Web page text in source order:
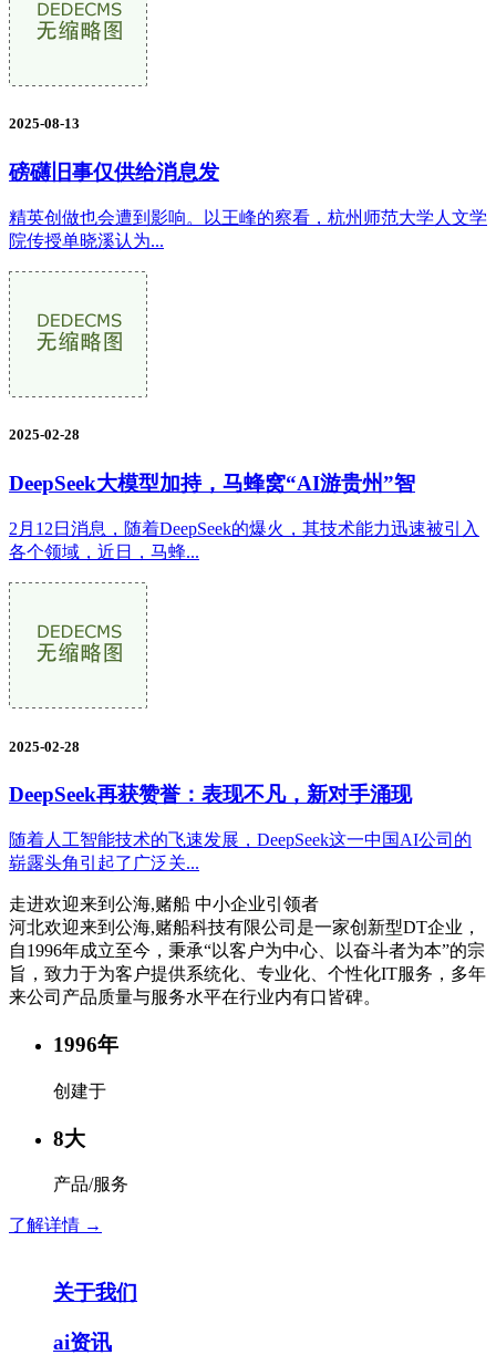
2025-08-13
磅礴旧事仅供给消息发
精英创做也会遭到影响。以王峰的察看，杭州师范大学人文学
院传授单晓溪认为...
2025-02-28
DeepSeek大模型加持，马蜂窝“AI游贵州”智
2月12日消息，随着DeepSeek的爆火，其技术能力迅速被引入
各个领域，近日，马蜂...
2025-02-28
DeepSeek再获赞誉：表现不凡，新对手涌现
随着人工智能技术的飞速发展，DeepSeek这一中国AI公司的
崭露头角引起了广泛关...
走进欢迎来到公海,赌船 中小企业引领者
河北欢迎来到公海,赌船科技有限公司是一家创新型DT企业，
自1996年成立至今，秉承“以客户为中心、以奋斗者为本”的宗
旨，致力于为客户提供系统化、专业化、个性化IT服务，多年
来公司产品质量与服务水平在行业内有口皆碑。
1996年
创建于
8大
产品/服务
了解详情 →
关于我们
ai资讯